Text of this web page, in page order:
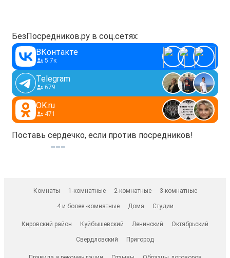
БезПосредников.ру в соц.сетях:
ВКонтакте
5.7к
Telegram
679
OK.ru
471
Поставь сердечко, если против посредников!
Комнаты 1-комнатные 2-комнатные 3-комнатные
4 и более -комнатные Дома Студии
Кировский район Куйбышевский Ленинский Октябрьский
Свердловский Пригород